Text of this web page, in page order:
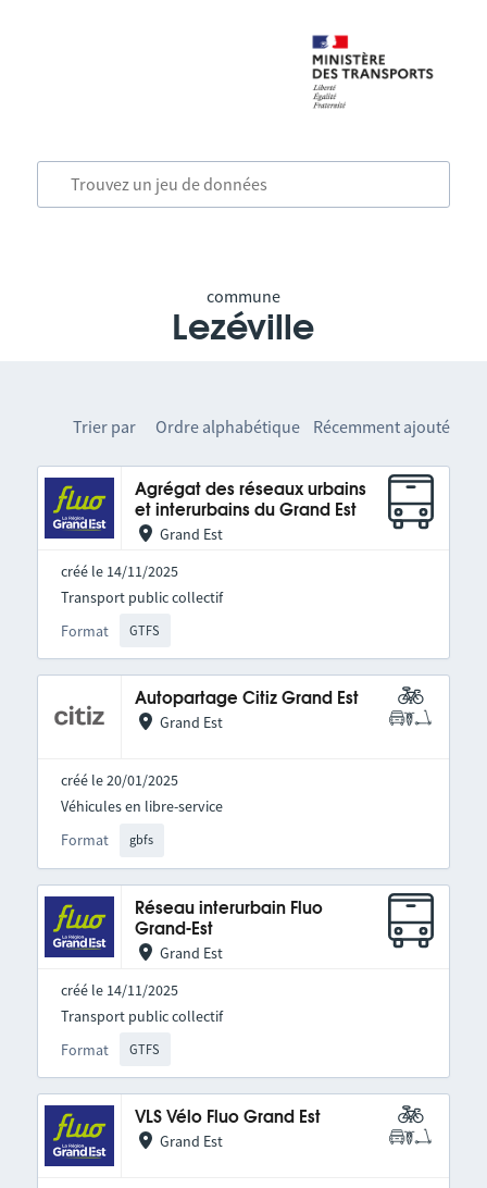
commune
Lezéville
Trier par Ordre alphabétique Récemment ajouté
Agrégat des réseaux urbains
et interurbains du Grand Est
Grand Est
créé le 14/11/2025
Format GTFS
Transport public collectif
Autopartage Citiz Grand Est
Grand Est
créé le 20/01/2025
Format gbfs
Véhicules en libre-service
Réseau interurbain Fluo
Grand-Est
Grand Est
créé le 14/11/2025
Format GTFS
Transport public collectif
VLS Vélo Fluo Grand Est
Grand Est